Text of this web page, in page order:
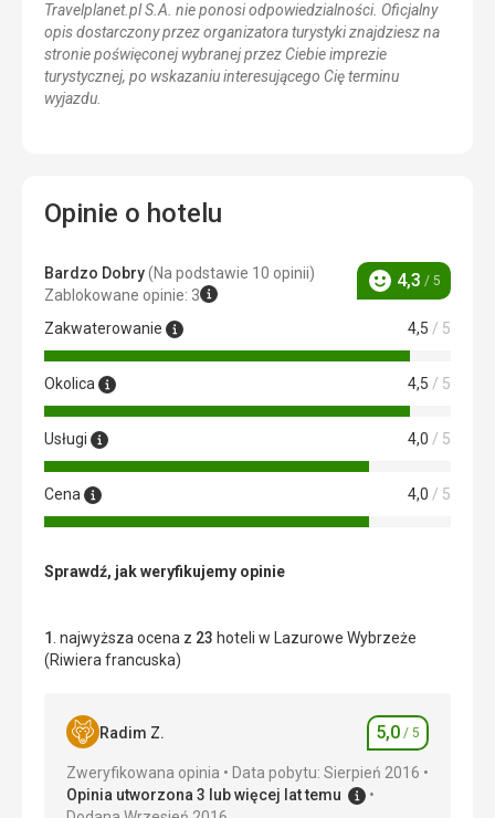
Travelplanet.pl S.A. nie ponosi odpowiedzialności. Oficjalny
opis dostarczony przez organizatora turystyki znajdziesz na
stronie poświęconej wybranej przez Ciebie imprezie
turystycznej, po wskazaniu interesującego Cię terminu
wyjazdu.
Opinie o hotelu
Bardzo Dobry(Na podstawie 10 opinii)
Zablokowane opinie: 3
Ocena
4,3 / 5
Zakwaterowanie 4,5 / 5
Okolica 4,5 / 5
Usługi 4,0 / 5
Cena 4,0 / 5
Sprawdź, jak weryfikujemy opinie
1 . najwyższa ocena z 23 hoteli w Lazurowe Wybrzeże
(Riwiera francuska)
Radim Z. Ocena
5,0 / 5
Zweryfikowana opinia
Data pobytu: Sierpień 2016
Opinia utworzona 3 lub więcej lat temu